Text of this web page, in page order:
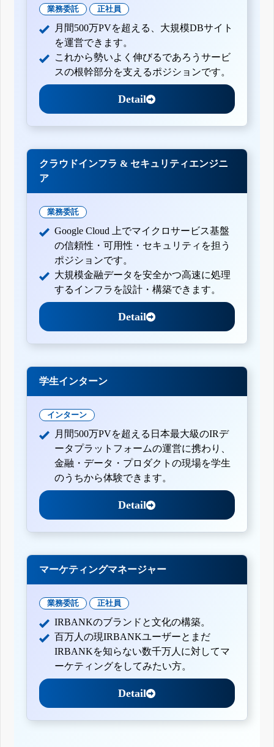
業務委託 正社員
月間500万PVを超える、大規模DBサイト
を運営できます。
これから勢いよく伸びるであろうサービ
スの根幹部分を支えるポジションです。
Detail
クラウドインフラ & セキュリティエンジニ
ア
業務委託
Google Cloud 上でマイクロサービス基盤
の信頼性・可用性・セキュリティを担う
ポジションです。
大規模金融データを安全かつ高速に処理
するインフラを設計・構築できます。
Detail
学生インターン
インターン
月間500万PVを超える日本最大級のIRデ
ータプラットフォームの運営に携わり、
金融・データ・プロダクトの現場を学生
のうちから体験できます。
Detail
マーケティングマネージャー
業務委託 正社員
IRBANKのブランドと文化の構築。
百万人の現IRBANKユーザーとまだ
IRBANKを知らない数千万人に対してマ
ーケティングをしてみたい方。
Detail